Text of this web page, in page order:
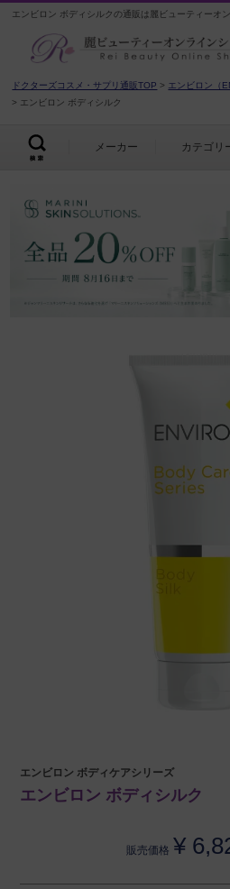
エンビロン ボディシルクの通販は麗ビューティーオ
ドクターズコスメ・サプリ通販TOP エンビロン（
エンビロン ボディシルク
メーカー カテゴリ
エンビロン ボディケアシリーズ
エンビロン ボディシルク
販売価格 ¥